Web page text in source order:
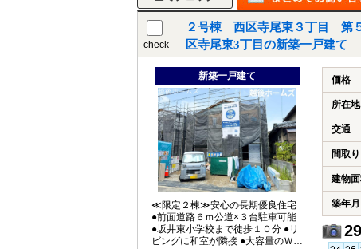
check
２号棟 西区寺尾東３丁目 第
区寺尾東3丁目の新築一戸建て
新築一戸建て
≪限定２棟≫安心の長期優良住宅
●前面道路６ｍ公道×３台駐車可能
●坂井東小学校まで徒歩１０分 ●リ
ビングに和室が隣接 ●大容量のＷＩ
価格
所在地
交通
間取り
建物
築年月
29